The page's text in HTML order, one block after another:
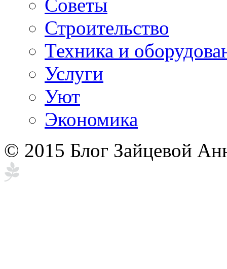
Советы
Строительство
Техника и
Услуги
Уют
Экономика
© 2015 Блог Зайцевой